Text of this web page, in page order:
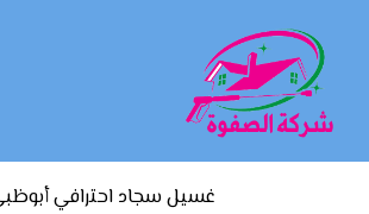
غسيل سجاد احترافي